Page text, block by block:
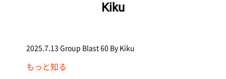
Kiku
2025.7.13 Group Blast 60 By Kiku
もっと知る